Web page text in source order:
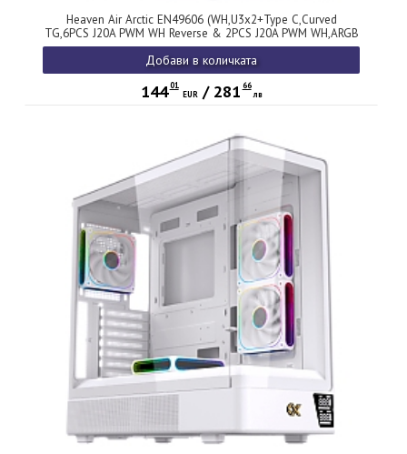
Heaven Air Arctic EN49606 (WH,U3x2+Type C,Curved
TG,6PCS J20A PWM WH Reverse & 2PCS J20A PWM WH,ARGB
& PWM Remote Control Box)
Добави в количката
144 01
EUR/ 281 66
лв